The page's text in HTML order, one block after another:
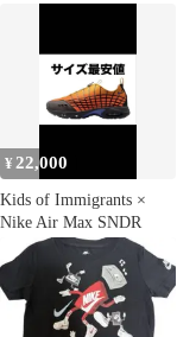
¥ 22,000
Kids of Immigrants ×
Nike Air Max SNDR